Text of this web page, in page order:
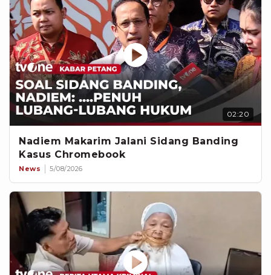
02:20
Nadiem Makarim Jalani Sidang Banding
Kasus Chromebook
News 5/08/2026